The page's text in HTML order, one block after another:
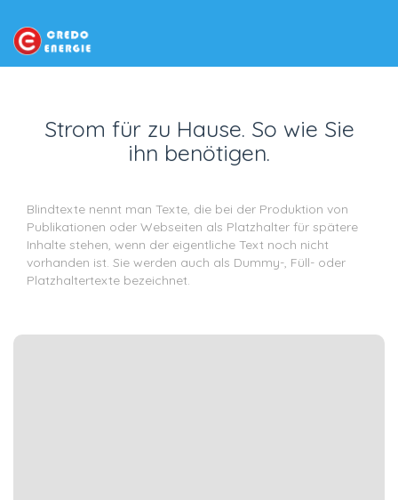
Strom für zu Hause. So wie Sie
ihn benötigen.
Blindtexte nennt man Texte, die bei der Produktion von
Publikationen oder Webseiten als Platzhalter für spätere
Inhalte stehen, wenn der eigentliche Text noch nicht
vorhanden ist. Sie werden auch als Dummy-, Füll- oder
Platzhaltertexte bezeichnet.